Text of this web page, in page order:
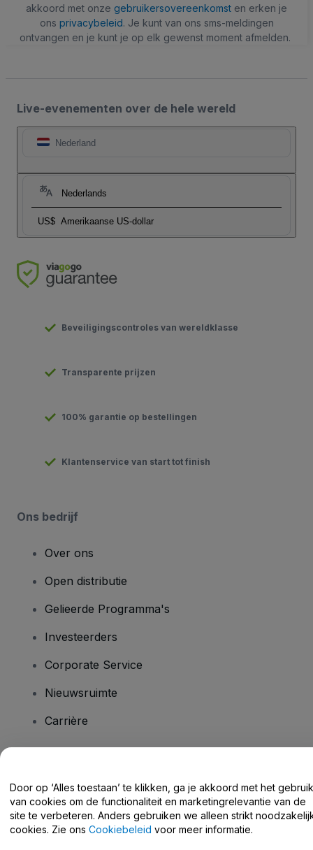
akkoord met onze gebruikersovereenkomst en erken je
ons privacybeleid. Je kunt van ons sms-meldingen
ontvangen en je kunt je op elk gewenst moment afmelden.
Live-evenementen over de hele wereld
Nederland
Nederlands
US$ Amerikaanse US-dollar
Beveiligingscontroles van wereldklasse
Transparente prijzen
100% garantie op bestellingen
Klantenservice van start tot finish
Ons bedrijf
Over ons
Open distributie
Gelieerde Programma's
Investeerders
Corporate Service
Nieuwsruimte
Carrière
Helpcentrum / Neem Contact Met Ons Op
Door op ‘Alles toestaan’ te klikken, ga je akkoord met het gebruik
van cookies om de functionaliteit en marketingrelevantie van de
site te verbeteren. Anders gebruiken we alleen strikt
cookies. Zie ons Cookiebeleid voor meer informatie.